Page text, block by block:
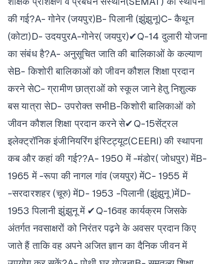
की गई?A- गोनेर (जयपुर)B- पिलानी (झुंझुनू)C- कैथून
(कोटा)D- उदयपुरA-गोनेर( जयपुर)✔Q-14 दुलारी योजना
का संबंध है?A- अनुसूचित जाति की बालिकाओं के कल्याण
सेB- किशोरी बालिकाओं को जीवन कौशल शिक्षा प्रदान
करने सेC- ग्रामीण छात्राओं को स्कूल जाने हेतु निशुल्क
बस यात्रा सेD- उपरोक्त सभीB-किशोरी बालिकाओं को
जीवन कौशल शिक्षा प्रदान करने से✔Q-15सेंट्रल
इलेक्ट्रॉनिक इंजीनियरिंग इंस्टिट्यूट(CEERI) की स्थापना
कब और कहां की गई??A- 1950 में -मंडोर( जोधपुर) मेंB-
1965 में -रूपा की नागल गांव (जयपुर) मेंC- 1955 में
-सरदारशहर (चूरु) मेंD- 1953 -पिलानी (झुंझुनू )मेंD-
1953 पिलानी झुंझुनू में ✔Q-16वह कार्यक्रम जिसके
अंतर्गत नवसाक्षरों को निरंतर पढ़ने के अवसर प्रदान किए
जाते हैं ताकि वह अपने अजित ज्ञान का दैनिक जीवन में